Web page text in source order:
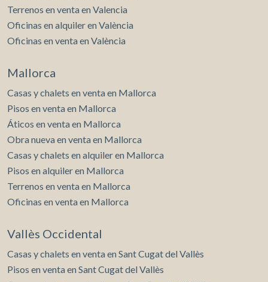
Terrenos en venta en Valencia
Oficinas en alquiler en València
Oficinas en venta en València
Mallorca
Casas y chalets en venta en Mallorca
Pisos en venta en Mallorca
Áticos en venta en Mallorca
Obra nueva en venta en Mallorca
Casas y chalets en alquiler en Mallorca
Pisos en alquiler en Mallorca
Terrenos en venta en Mallorca
Oficinas en venta en Mallorca
Vallès Occidental
Casas y chalets en venta en Sant Cugat del Vallès
Pisos en venta en Sant Cugat del Vallès